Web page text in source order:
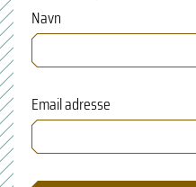
Navn
Email adresse